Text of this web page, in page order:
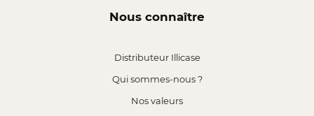
Nous connaître
Distributeur Illicase
Qui sommes-nous ?
Nos valeurs